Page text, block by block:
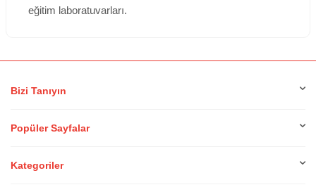
eğitim laboratuvarları.
Bizi Tanıyın
Popüler Sayfalar
Kategoriler